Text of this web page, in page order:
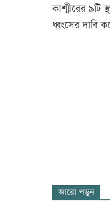
কাশ্মীরের ৯টি
ধ্বংসের দাবি
আরো পড়ুন